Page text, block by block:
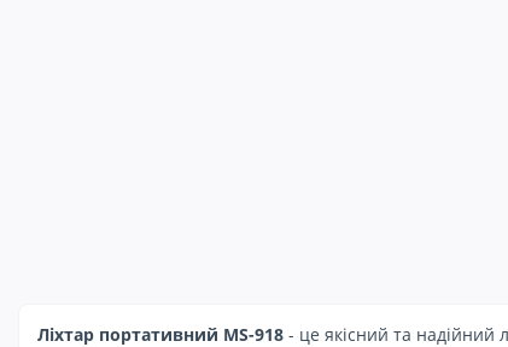
Ліхтар портативний MS-918 - це якісний та надійний